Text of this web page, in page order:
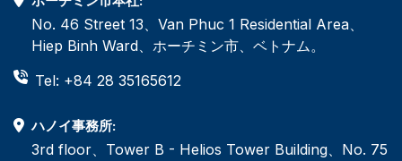
No. 46 Street 13、Van Phuc 1 Residential Area、
Hiep Binh Ward、ホーチミン市、ベトナム。
Tel: +84 28 35165612
ハノイ事務所:
3rd floor、Tower B - Helios Tower Building、No. 75